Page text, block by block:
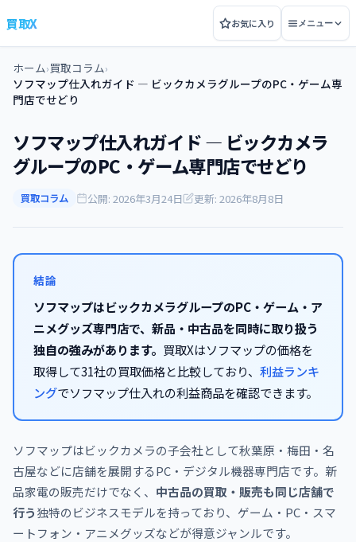
買取X お気に入り メニュー
ホーム›買取コラム›
ソフマップ仕入れガイド — ビックカメラグループのPC・ゲーム専
門店でせどり
ソフマップ仕入れガイド — ビックカメラ
グループのPC・ゲーム専門店でせどり
買取コラム 公開: 2026年3月24日 更新: 2026年8月8日
結論
ソフマップはビックカメラグループのPC・ゲーム・ア
ニメグッズ専門店で、新品・中古品を同時に取り扱う
独自の強みがあります。 買取Xはソフマップの価格を
取得して31社の買取価格と比較しており、 利益ランキ
ングでソフマップ仕入れの利益商品を確認できます。
ソフマップはビックカメラの子会社として秋葉原・梅田・名
古屋などに店舗を展開するPC・デジタル機器専門店です。新
品家電の販売だけでなく、 中古品の買取・販売も同じ店舗で
行う独特のビジネスモデルを持っており、ゲーム・PC・スマ
ートフォン・アニメグッズなどが得意ジャンルです。